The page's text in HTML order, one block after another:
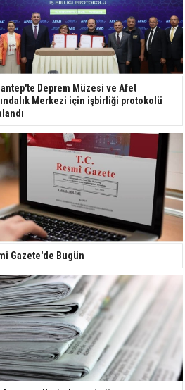
Bilim kurgu
gerçekleşiyor...
Dondurulmuş insanları
hayata döndürecek keşif
Ünlü türkücü Mahmut
Tuncer estetik
operasyon geçirdi: Son
hali gündem oldu
Yerli turist 229,7 milyar
lira seyahat harcaması
yaptı
Gazze'deki Sağlık
Bakanlığı duyurdu:
Vahşetin pençesinde 2
salgın vaka tespit edildi
Deprem Müzesi ve Afet
Merkezi için işbirliği protokolü
Gazete'de Bugün